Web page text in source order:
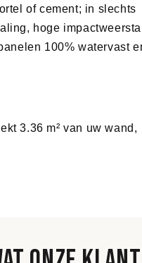
of cement; in slechts
hoge
100% watervast
3.36 m² van uw wand,